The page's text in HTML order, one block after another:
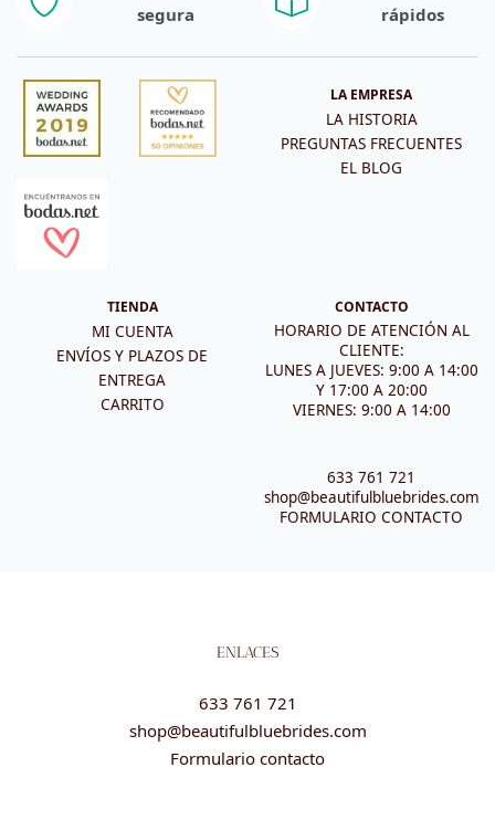
segura
rápidos
LA EMPRESA
LA HISTORIA
PREGUNTAS FRECUENTES
EL BLOG
TIENDA
MI CUENTA
ENVÍOS Y PLAZOS DE
ENTREGA
CARRITO
CONTACTO
HORARIO DE ATENCIÓN AL
CLIENTE:
LUNES A JUEVES: 9:00 A 14:00
Y 17:00 A 20:00
VIERNES: 9:00 A 14:00
633 761 721
shop@beautifulbluebrides.com
FORMULARIO CONTACTO
ENLACES
633 761 721
shop@beautifulbluebrides.com
Formulario contacto